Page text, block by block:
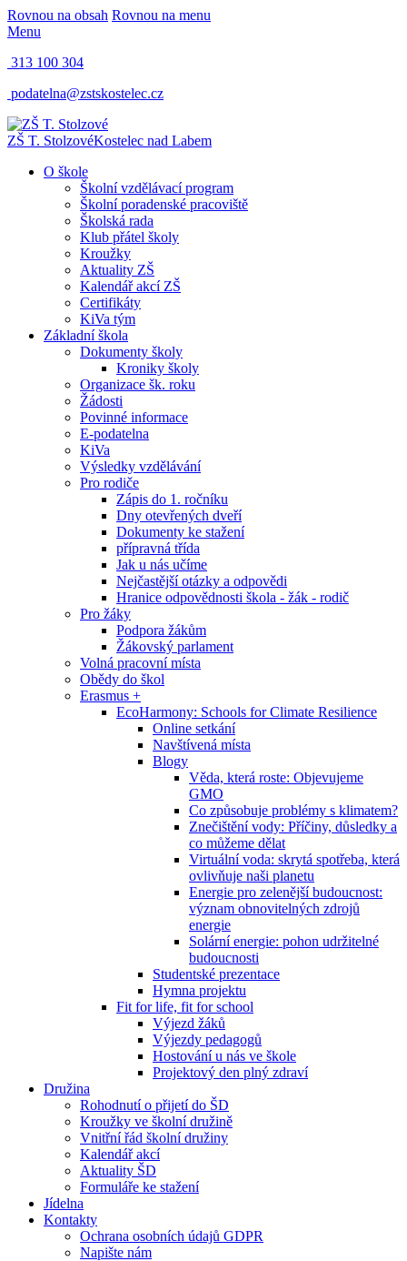
Rovnou na obsah Rovnou na menu
Menu
313 100 304
podatelna@zstskostelec.cz
ZŠ T. StolzovéKostelec nad Labem
O škole
Školní vzdělávací program
Školní poradenské pracoviště
Školská rada
Klub přátel školy
Kroužky
Aktuality ZŠ
Kalendář akcí ZŠ
Certifikáty
KiVa tým
Základní škola
Dokumenty školy
Kroniky školy
Organizace šk. roku
Žádosti
Povinné informace
E-podatelna
KiVa
Výsledky vzdělávání
Pro rodiče
Zápis do 1. ročníku
Dny otevřených dveří
Dokumenty ke stažení
přípravná třída
Jak u nás učíme
Nejčastější otázky a odpovědi
Hranice odpovědnosti škola - žák - rodič
Pro žáky
Podpora žákům
Žákovský parlament
Volná pracovní místa
Obědy do škol
Erasmus +
EcoHarmony: Schools for Climate Resilience
Online setkání
Navštívená místa
Blogy
Věda, která roste: Objevujeme
GMO
Co způsobuje problémy s klimatem?
Znečištění vody: Příčiny, důsledky a
co můžeme dělat
Virtuální voda: skrytá spotřeba, která
ovlivňuje naši planetu
Energie pro zelenější budoucnost:
význam obnovitelných zdrojů
energie
Solární energie: pohon udržitelné
budoucnosti
Studentské prezentace
Hymna projektu
Fit for life, fit for school
Výjezd žáků
Výjezdy pedagogů
Hostování u nás ve škole
Projektový den plný zdraví
Družina
Rohodnutí o přijetí do ŠD
Kroužky ve školní družině
Vnitřní řád školní družiny
Kalendář akcí
Aktuality ŠD
Formuláře ke stažení
Jídelna
Kontakty
Ochrana osobních údajů GDPR
Napište nám